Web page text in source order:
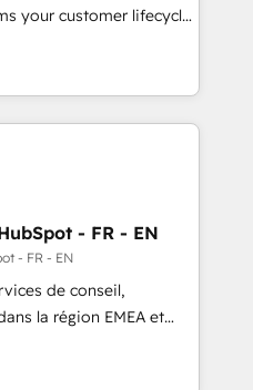
your customer lifecycle
ecosystem
Globalia (AI &
Media (Paid Media),
for all three brands. 🔄
by Globalia’s
📈 Revenue
Point Success Media. -
AI and custom agents
compliance
- FR - EN
- FR - EN
de conseil,
la région EMEA et
115 experts en
Revops, CRM et